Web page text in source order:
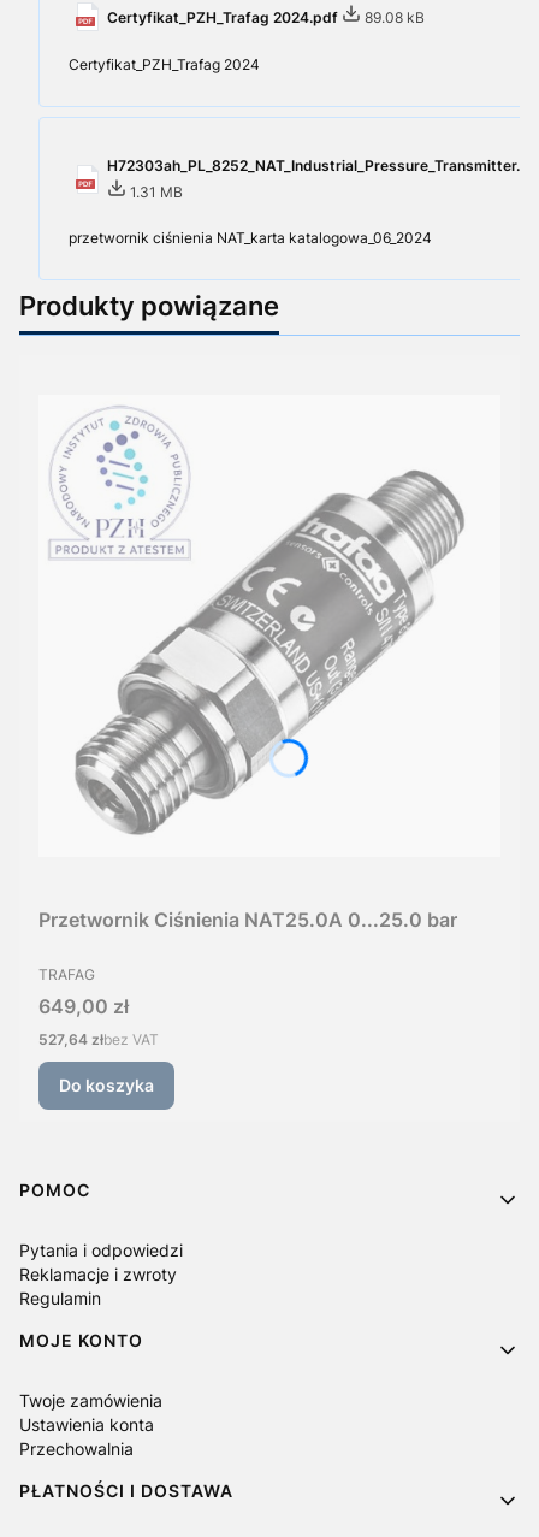
Certyfikat_PZH_Trafag 2024.pdf 89.08 kB
Certyfikat_PZH_Trafag 2024
1.31 MB
przetwornik ciśnienia NAT_karta katalogowa_06_2024
Produkty powiązane
Przetwornik Ciśnienia NAT25.0A 0...25.0 bar
PRODUCENT
TRAFAG
Cena
649,00 zł
Cena
527,64 złbez VAT
Do koszyka
Linki w stopce
POMOC
Pytania i odpowiedzi
Reklamacje i zwroty
Regulamin
MOJE KONTO
Twoje zamówienia
Ustawienia konta
Przechowalnia
PŁATNOŚCI I DOSTAWA